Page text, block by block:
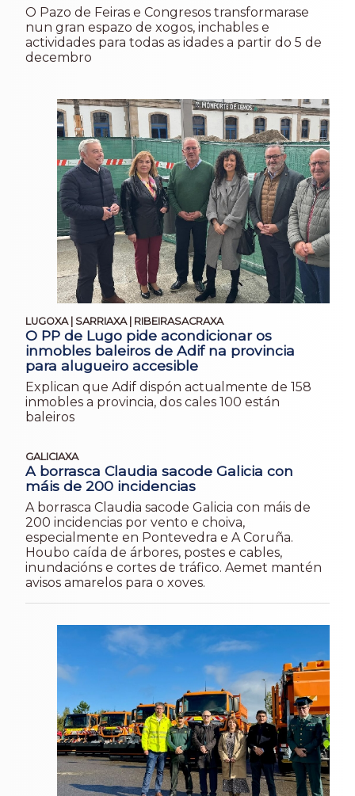
O Pazo de Feiras e Congresos transformarase
nun gran espazo de xogos, inchables e
actividades para todas as idades a partir do 5 de
decembro
LUGOXA | SARRIAXA | RIBEIRASACRAXA
O PP de Lugo pide acondicionar os
inmobles baleiros de Adif na provincia
para alugueiro accesible
Explican que Adif dispón actualmente de 158
inmobles a provincia, dos cales 100 están
baleiros
GALICIAXA
A borrasca Claudia sacode Galicia con
máis de 200 incidencias
A borrasca Claudia sacode Galicia con máis de
200 incidencias por vento e choiva,
especialmente en Pontevedra e A Coruña.
Houbo caída de árbores, postes e cables,
inundacións e cortes de tráfico. Aemet mantén
avisos amarelos para o xoves.